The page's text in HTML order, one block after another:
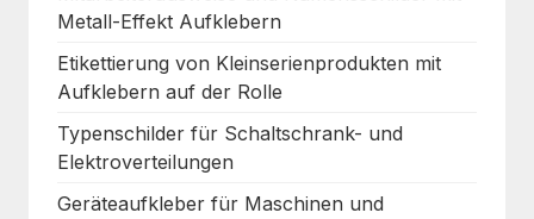
Metall-Effekt Aufklebern
Etikettierung von Kleinserienprodukten mit
Aufklebern auf der Rolle
Typenschilder für Schaltschrank- und
Elektroverteilungen
Geräteaufkleber für Maschinen und